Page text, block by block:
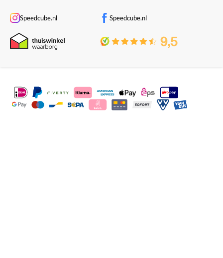
Speedcube.nl Speedcube.nl